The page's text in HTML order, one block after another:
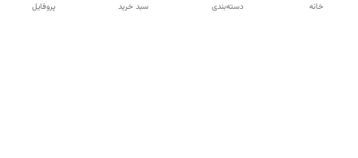
پروفایل سبد خرید دسته‌بندی خانه